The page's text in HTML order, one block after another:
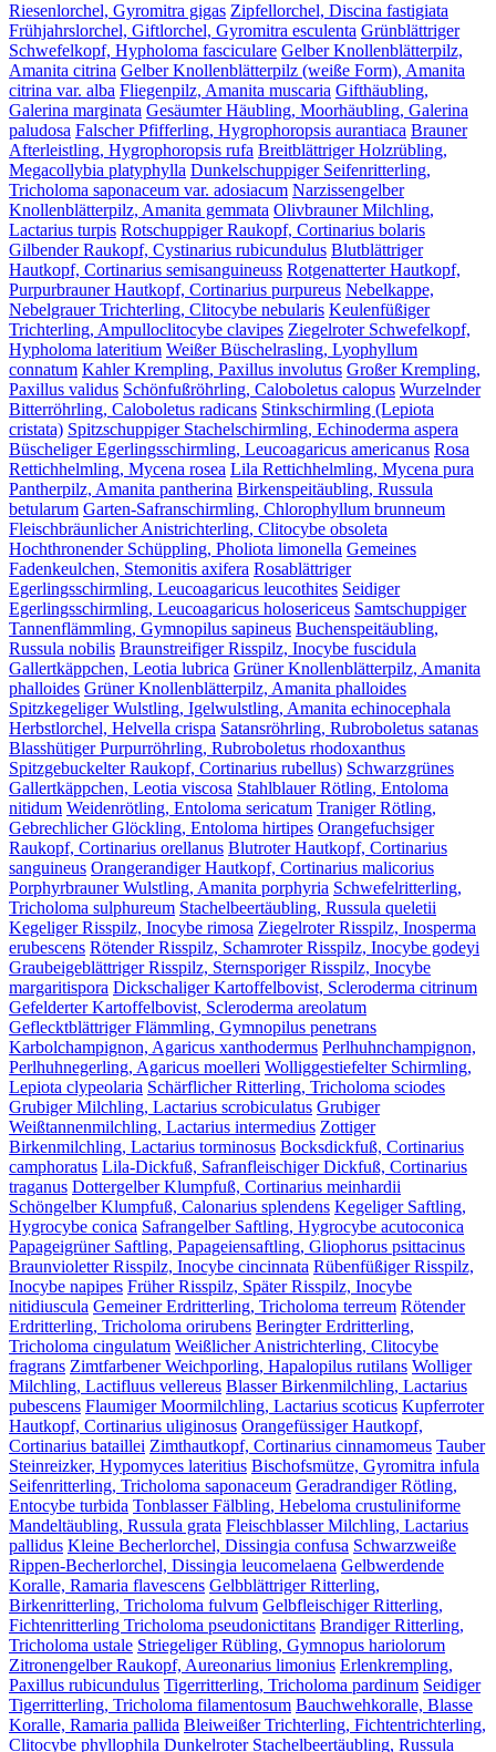
Riesenlorchel, Gyromitra gigas Zipfellorchel, Discina fastigiata
Frühjahrslorchel, Giftlorchel, Gyromitra esculenta Grünblättriger
Schwefelkopf, Hypholoma fasciculare Gelber Knollenblätterpilz,
Amanita citrina Gelber Knollenblätterpilz (weiße Form), Amanita
citrina var. alba Fliegenpilz, Amanita muscaria Gifthäubling,
Galerina marginata Gesäumter Häubling, Moorhäubling, Galerina
paludosa Falscher Pfifferling, Hygrophoropsis aurantiaca Brauner
Afterleistling, Hygrophoropsis rufa Breitblättriger Holzrübling,
Megacollybia platyphylla Dunkelschuppiger Seifenritterling,
Tricholoma saponaceum var. adosiacum Narzissengelber
Knollenblätterpilz, Amanita gemmata Olivbrauner Milchling,
Lactarius turpis Rotschuppiger Raukopf, Cortinarius bolaris
Gilbender Raukopf, Cystinarius rubicundulus Blutblättriger
Hautkopf, Cortinarius semisanguineuss Rotgenatterter Hautkopf,
Purpurbrauner Hautkopf, Cortinarius purpureus Nebelkappe,
Nebelgrauer Trichterling, Clitocybe nebularis Keulenfüßiger
Trichterling, Ampulloclitocybe clavipes Ziegelroter Schwefelkopf,
Hypholoma lateritium Weißer Büschelrasling, Lyophyllum
connatum Kahler Krempling, Paxillus involutus Großer Krempling,
Paxillus validus Schönfußröhrling, Caloboletus calopus Wurzelnder
Bitterröhrling, Caloboletus radicans Stinkschirmling (Lepiota
cristata) Spitzschuppiger Stachelschirmling, Echinoderma aspera
Büscheliger Egerlingsschirmling, Leucoagaricus americanus Rosa
Rettichhelmling, Mycena rosea Lila Rettichhelmling, Mycena pura
Pantherpilz, Amanita pantherina Birkenspeitäubling, Russula
betularum Garten-Safranschirmling, Chlorophyllum brunneum
Fleischbräunlicher Anistrichterling, Clitocybe obsoleta
Hochthronender Schüppling, Pholiota limonella Gemeines
Fadenkeulchen, Stemonitis axifera Rosablättriger
Egerlingsschirmling, Leucoagaricus leucothites Seidiger
Egerlingsschirmling, Leucoagaricus holosericeus Samtschuppiger
Tannenflämmling, Gymnopilus sapineus Buchenspeitäubling,
Russula nobilis Braunstreifiger Risspilz, Inocybe fuscidula
Gallertkäppchen, Leotia lubrica Grüner Knollenblätterpilz, Amanita
phalloides Grüner Knollenblätterpilz, Amanita phalloides
Spitzkegeliger Wulstling, Igelwulstling, Amanita echinocephala
Herbstlorchel, Helvella crispa Satansröhrling, Rubroboletus satanas
Blasshütiger Purpurröhrling, Rubroboletus rhodoxanthus
Spitzgebuckelter Raukopf, Cortinarius rubellus) Schwarzgrünes
Gallertkäppchen, Leotia viscosa Stahlblauer Rötling, Entoloma
nitidum Weidenrötling, Entoloma sericatum Traniger Rötling,
Gebrechlicher Glöckling, Entoloma hirtipes Orangefuchsiger
Raukopf, Cortinarius orellanus Blutroter Hautkopf, Cortinarius
sanguineus Orangerandiger Hautkopf, Cortinarius malicorius
Porphyrbrauner Wulstling, Amanita porphyria Schwefelritterling,
Tricholoma sulphureum Stachelbeertäubling, Russula queletii
Kegeliger Risspilz, Inocybe rimosa Ziegelroter Risspilz, Inosperma
erubescens Rötender Risspilz, Schamroter Risspilz, Inocybe godeyi
Graubeigeblättriger Risspilz, Sternsporiger Risspilz, Inocybe
margaritispora Dickschaliger Kartoffelbovist, Scleroderma citrinum
Gefelderter Kartoffelbovist, Scleroderma areolatum
Geflecktblättriger Flämmling, Gymnopilus penetrans
Karbolchampignon, Agaricus xanthodermus Perlhuhnchampignon,
Perlhuhnegerling, Agaricus moelleri Wolliggestiefelter Schirmling,
Lepiota clypeolaria Schärflicher Ritterling, Tricholoma sciodes
Grubiger Milchling, Lactarius scrobiculatus Grubiger
Weißtannenmilchling, Lactarius intermedius Zottiger
Birkenmilchling, Lactarius torminosus Bocksdickfuß, Cortinarius
camphoratus Lila-Dickfuß, Safranfleischiger Dickfuß, Cortinarius
traganus Dottergelber Klumpfuß, Cortinarius meinhardii
Schöngelber Klumpfuß, Calonarius splendens Kegeliger Saftling,
Hygrocybe conica Safrangelber Saftling, Hygrocybe acutoconica
Papageigrüner Saftling, Papageiensaftling, Gliophorus psittacinus
Braunvioletter Risspilz, Inocybe cincinnata Rübenfüßiger Risspilz,
Inocybe napipes Früher Risspilz, Später Risspilz, Inocybe
nitidiuscula Gemeiner Erdritterling, Tricholoma terreum Rötender
Erdritterling, Tricholoma orirubens Beringter Erdritterling,
Tricholoma cingulatum Weißlicher Anistrichterling, Clitocybe
fragrans Zimtfarbener Weichporling, Hapalopilus rutilans Wolliger
Milchling, Lactifluus vellereus Blasser Birkenmilchling, Lactarius
pubescens Flaumiger Moormilchling, Lactarius scoticus Kupferroter
Hautkopf, Cortinarius uliginosus Orangefüssiger Hautkopf,
Cortinarius bataillei Zimthautkopf, Cortinarius cinnamomeus Tauber
Steinreizker, Hypomyces lateritius Bischofsmütze, Gyromitra infula
Seifenritterling, Tricholoma saponaceum Geradrandiger Rötling,
Entocybe turbida Tonblasser Fälbling, Hebeloma crustuliniforme
Mandeltäubling, Russula grata Fleischblasser Milchling, Lactarius
pallidus Kleine Becherlorchel, Dissingia confusa Schwarzweiße
Rippen-Becherlorchel, Dissingia leucomelaena Gelbwerdende
Koralle, Ramaria flavescens Gelbblättriger Ritterling,
Birkenritterling, Tricholoma fulvum Gelbfleischiger Ritterling,
Fichtenritterling Tricholoma pseudonictitans Brandiger Ritterling,
Tricholoma ustale Striegeliger Rübling, Gymnopus hariolorum
Zitronengelber Raukopf, Aureonarius limonius Erlenkrempling,
Paxillus rubicundulus Tigerritterling, Tricholoma pardinum Seidiger
Tigerritterling, Tricholoma filamentosum Bauchwehkoralle, Blasse
Koralle, Ramaria pallida Bleiweißer Trichterling, Fichtentrichterling,
Clitocybe phyllophila Dunkelroter Stachelbeertäubling, Russula